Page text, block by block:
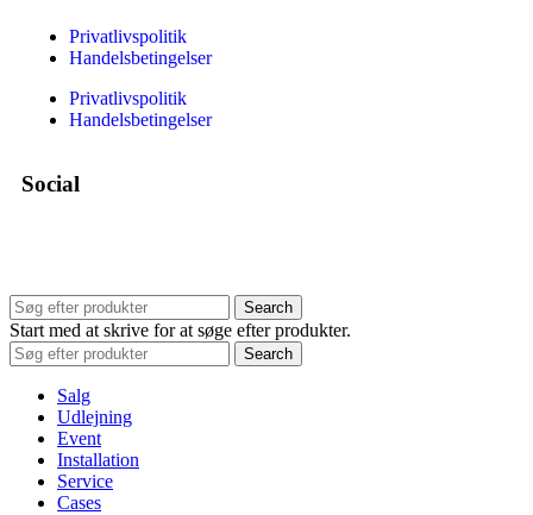
Privatlivspolitik
Handelsbetingelser
Privatlivspolitik
Handelsbetingelser
Social
Search
Start med at skrive for at søge efter produkter.
Search
Salg
Udlejning
Event
Installation
Service
Cases